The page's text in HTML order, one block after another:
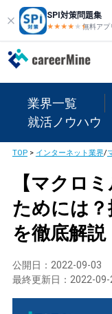
SPI対策問題集
★★★★ ★★
無料アプ
業界一覧
就活ノウハウ
TOP> インターネット業界/
【マクロ
ためには
を徹底解説
公開日： 2022-09-03
最終更新日： 2022-09-